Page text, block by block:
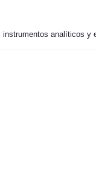
analíticos y